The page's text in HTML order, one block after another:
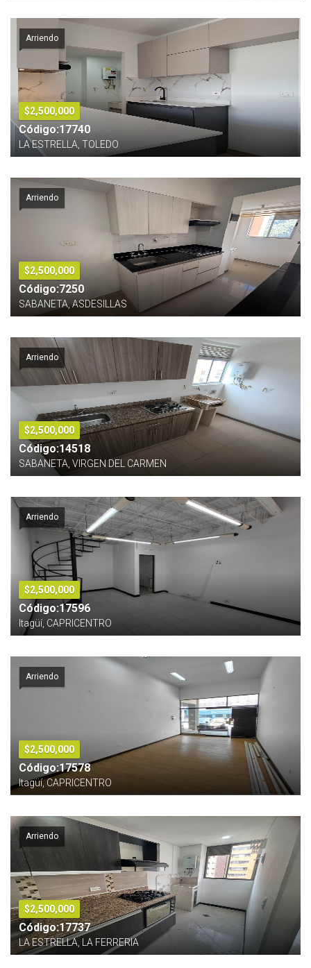
Arriendo
$2,500,000
Código:17740
LA ESTRELLA, TOLEDO
Arriendo
$2,500,000
Código:7250
SABANETA, ASDESILLAS
Arriendo
$2,500,000
Código:14518
SABANETA, VIRGEN DEL CARMEN
Arriendo
$2,500,000
Código:17596
Itagüí, CAPRICENTRO
Arriendo
$2,500,000
Código:17578
Itagüí, CAPRICENTRO
Arriendo
$2,500,000
Código:17737
LA ESTRELLA, LA FERRERIA